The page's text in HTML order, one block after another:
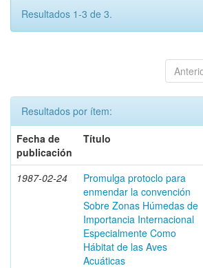
Resultados 1-3 de 3.
Resultados por ítem:
Fecha de
publicación
Título
1987-02-24
Promulga protoclo para
enmendar la convención
Sobre Zonas Húmedas de
Importancia Internacional
Especialmente Como
Hábitat de las Aves
Acuáticas